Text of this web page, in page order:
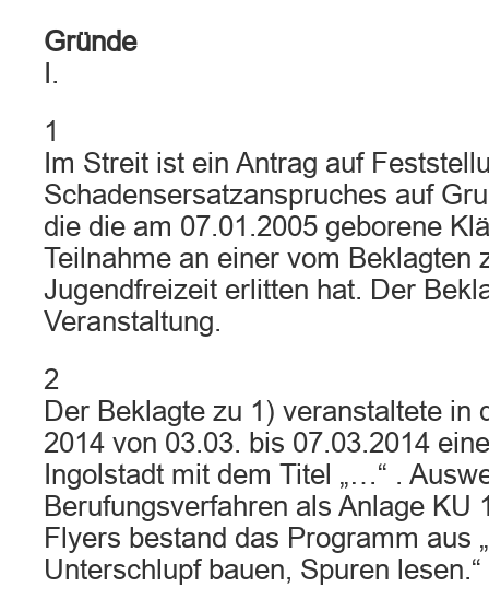
Gründe
I.
1
Im Streit ist ein Antrag auf
Schadensersatzanspruches auf
die die am 07.01.2005 geborene
Teilnahme an einer vom Beklagten
Jugendfreizeit erlitten hat. Der
Veranstaltung.
2
Der Beklagte zu 1) veranstaltete in
2014 von 03.03. bis 07.03.2014
Ingolstadt mit dem Titel „…“ .
Berufungsverfahren als Anlage KU
Flyers bestand das Programm aus
Unterschlupf bauen, Spuren lesen.“